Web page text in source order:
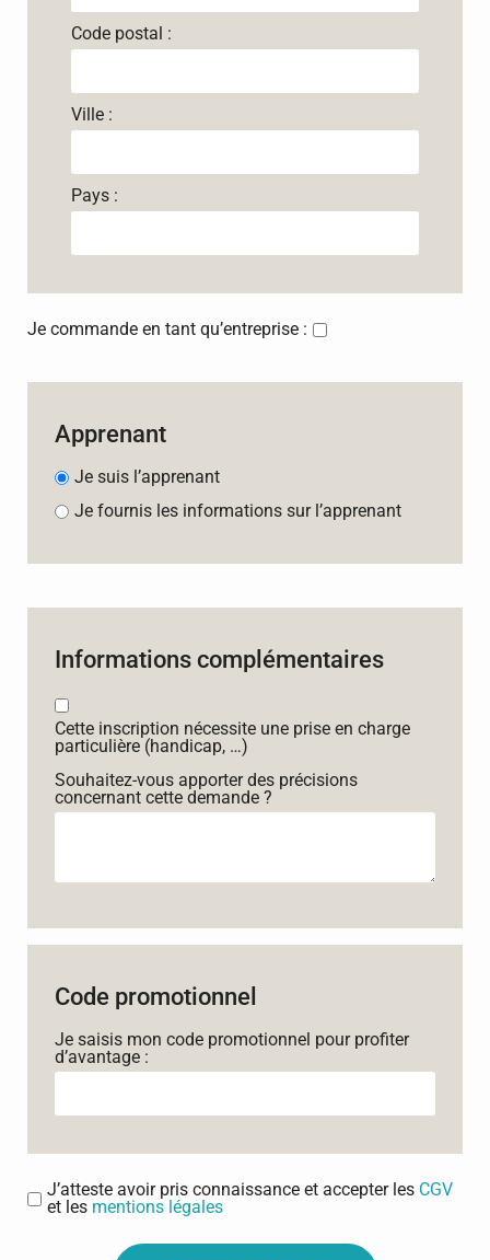
Code postal :
Ville :
Pays :
Je commande en tant qu’entreprise :
Apprenant
Je suis l’apprenant
Je fournis les informations sur l’apprenant
Informations complémentaires
Cette inscription nécessite une prise en charge
particulière (handicap, …)
Souhaitez-vous apporter des précisions
concernant cette demande ?
Code promotionnel
Je saisis mon code promotionnel pour profiter
d’avantage :
J’atteste avoir pris connaissance et accepter les CGV
et les mentions légales